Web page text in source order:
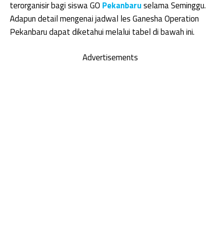
terorganisir bagi siswa GO Pekanbaruselama Seminggu.
Adapun detail mengenai jadwal les Ganesha Operation
Pekanbaru dapat diketahui melalui tabel di bawah ini.
Advertisements